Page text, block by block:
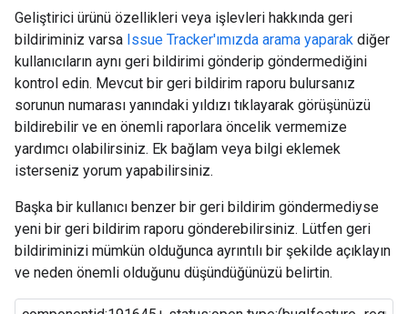
Geliştirici ürünü özellikleri veya işlevleri hakkında geri
bildiriminiz varsa Issue Tracker'ımızda arama yaparak diğer
kullanıcıların aynı geri bildirimi gönderip göndermediğini
kontrol edin. Mevcut bir geri bildirim raporu bulursanız
sorunun numarası yanındaki yıldızı tıklayarak görüşünüzü
bildirebilir ve en önemli raporlara öncelik vermemize
yardımcı olabilirsiniz. Ek bağlam veya bilgi eklemek
isterseniz yorum yapabilirsiniz.
Başka bir kullanıcı benzer bir geri bildirim göndermediyse
yeni bir geri bildirim raporu gönderebilirsiniz. Lütfen geri
bildiriminizi mümkün olduğunca ayrıntılı bir şekilde açıklayın
ve neden önemli olduğunu düşündüğünüzü belirtin.